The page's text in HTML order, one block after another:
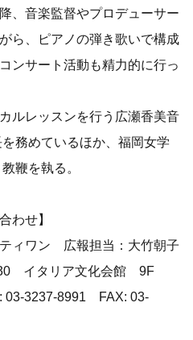
、音楽監督やプロデューサー
ら、ピアノの弾き歌いで構成
ンサート活動も精力的に行っ
ルレッスンを行う広瀬香美音
務めているほか、福岡女学
鞭を執る。
わせ】
ィワン 広報担当：大竹朝子
30 イタリア文化会館 9F
3237-8991 FAX: 03-